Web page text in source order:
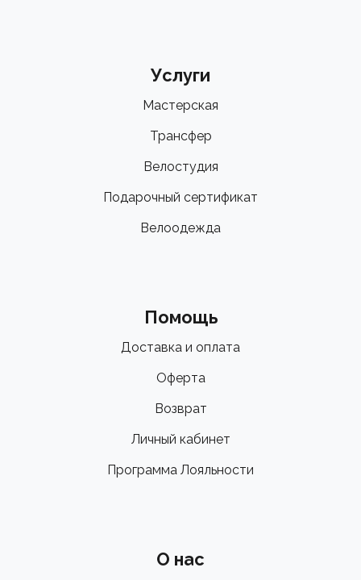
Услуги
Мастерская
Трансфер
Велостудия
Подарочный сертификат
Велоодежда
Помощь
Доставка и оплата
Оферта
Возврат
Личный кабинет
Программа Лояльности
О нас